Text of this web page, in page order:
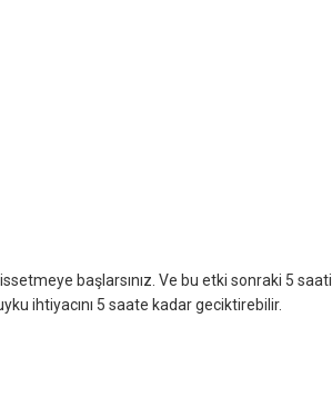
başlarsınız. Ve bu etki sonraki 5 saati
ihtiyacını 5 saate kadar geciktirebilir.